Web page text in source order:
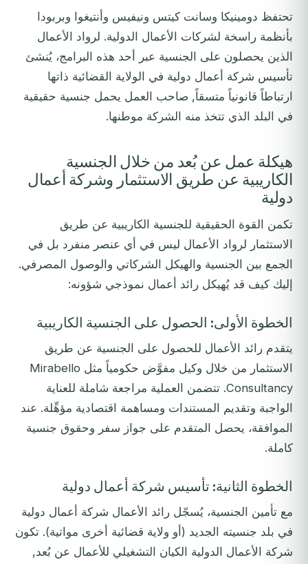
تحتفظ دومينيكا وسانت كيتس ونيفيس وأنتيغوا وبربودا
بأنظمة راسخة لشركات الأعمال الدولية. لرواد الأعمال
الذين يحصلون على الجنسية عبر أحد هذه البرامج، يُنشئ
تأسيس شركة أعمال دولية في الولاية القضائية ذاتها
ارتباطاً قانونياً متسقاً, صاحب العمل يحمل جنسية حقيقية
في البلد الذي تتخذ منه الشركة موطنها.
هيكلة عمل عن بُعد من خلال الجنسية
الكاريبية عن طريق الاستثمار وشركة أعمال
دولية
تكمن القوة الحقيقية للجنسية الكاريبية عن طريق
الاستثمار لرواد الأعمال ليس في أي عنصر منفرد بل في
الجمع بين الجنسية والهيكل الشركاتي والوصول المصرفي.
إليك كيف قد يُهيكل رائد أعمال نموذجي شؤونه:
الخطوة الأولى: الحصول على الجنسية الكاريبية
يتقدم رائد الأعمال للحصول على الجنسية عن طريق
الاستثمار من خلال وكيل مفوَّض حكومياً مثل Mirabello
Consultancy. تتضمن العملية مراجعة شاملة للعناية
الواجبة وتقديم المستندات ومساهمة اقتصادية مؤهِّلة. عند
الموافقة، يحصل المتقدم على جواز سفر وحقوق جنسية
كاملة.
الخطوة الثانية: تأسيس شركة أعمال دولية
مع تأمين الجنسية، يُسجّل رائد الأعمال شركة أعمال دولية
في بلد جنسيته الجديد (أو ولاية قضائية أخرى مواتية). تكون
شركة الأعمال الدولية الكيان التشغيلي للأعمال عن بُعد,